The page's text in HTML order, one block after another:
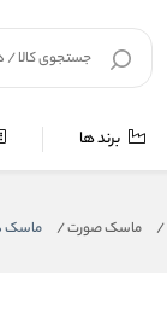
برند ها
/ ماسک صورت/ ماسک